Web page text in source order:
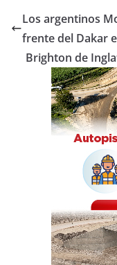
e
b
o
o
k
er s
Los argentinos
frente del Dakar
Brighton de